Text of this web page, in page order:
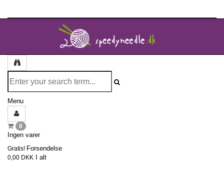
Menu
0
Ingen varer
Gratis! Forsendelse
0,00 DKK I alt